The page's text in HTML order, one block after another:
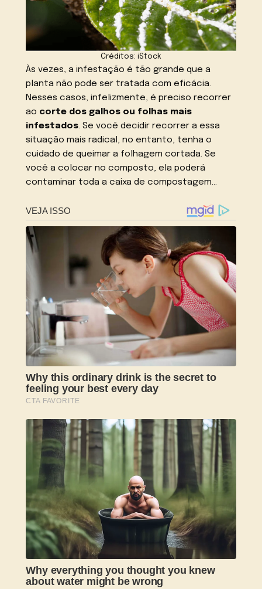
Créditos: iStock
Às vezes, a infestação é tão grande que a
planta não pode ser tratada com eficácia.
Nesses casos, infelizmente, é preciso recorrer
ao corte dos galhos ou folhas mais
infestados. Se você decidir recorrer a essa
situação mais radical, no entanto, tenha o
cuidado de queimar a folhagem cortada. Se
você a colocar no composto, ela poderá
contaminar toda a caixa de compostagem…